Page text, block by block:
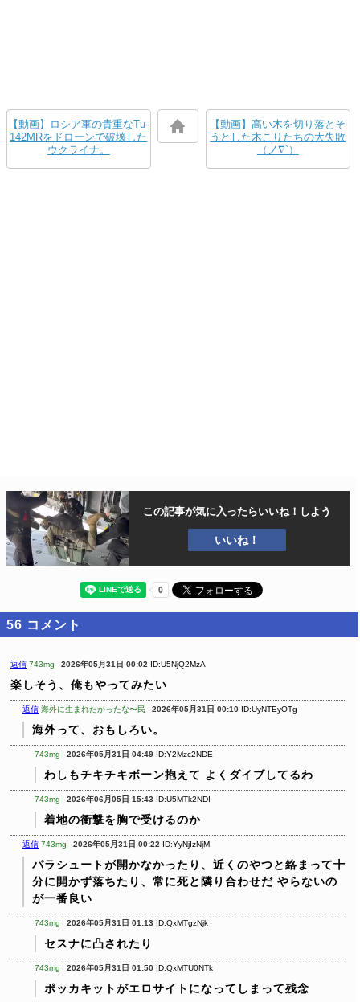
【動画】ロシア軍の貴重なTu-
142MRをドローンで破壊した
ウクライナ。
【動画】高い木を切り落とそ
うとした木こりたちの大失敗
（ノ∇`）
この記事が気に入ったらいいね！しよう
いいね！
56 コメント
返信 743mg 2026年05月31日 00:02 ID:U5NjQ2MzA
楽しそう、俺もやってみたい
返信 海外に生まれたかったな〜民 2026年05月31日 00:10 ID:UyNTEyOTg
海外って、おもしろい。
743mg 2026年05月31日 04:49 ID:Y2Mzc2NDE
わしもチキチキボーン抱えて よくダイブしてるわ
743mg 2026年06月05日 15:43 ID:U5MTk2NDI
着地の衝撃を胸で受けるのか
返信 743mg 2026年05月31日 00:22 ID:YyNjIzNjM
パラシュートが開かなかったり、近くのやつと絡まって十
分に開かず落ちたり、常に死と隣り合わせだ やらないの
が一番良い
743mg 2026年05月31日 01:13 ID:QxMTgzNjk
セスナに凸されたり
743mg 2026年05月31日 01:50 ID:QxMTU0NTk
ポッカキットがエロサイトになってしまって残念